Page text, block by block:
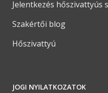
Jelentkezés hőszivattyús
Szakértői blog
Hőszivattyú
JOGI NYILATKOZATOK